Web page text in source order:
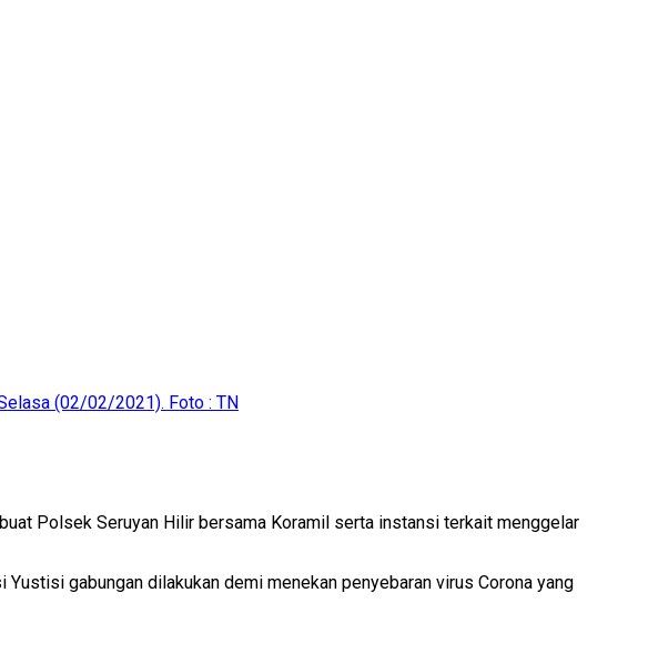
(02/02/2021). Foto : TN
Polsek Seruyan Hilir bersama Koramil serta instansi terkait menggelar
gabungan dilakukan demi menekan penyebaran virus Corona yang